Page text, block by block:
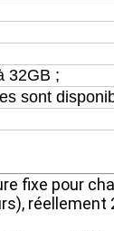
32GB ;
sont
fixe pour